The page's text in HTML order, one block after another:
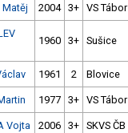
Matěj 2004 3+ VS Tábor
1960 3+ Sušice
1961 2 Blovice
1977 3+ VS Tábor
Vojta 2006 3+ SKVS ČB